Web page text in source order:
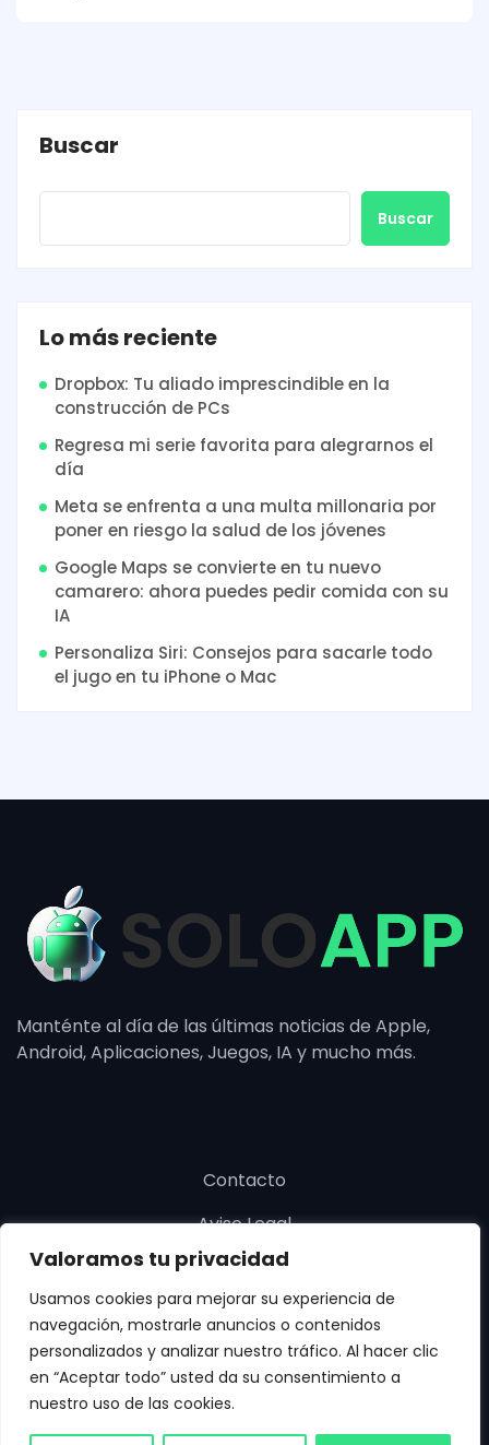
Valoramos tu privacidad
Usamos cookies para mejorar su experiencia de
navegación, mostrarle anuncios o contenidos
personalizados y analizar nuestro tráfico. Al hacer clic
en “Aceptar todo” usted da su consentimiento a
nuestro uso de las cookies.
Buscar
Buscar
Lo más reciente
Dropbox: Tu aliado imprescindible en la
construcción de PCs
Regresa mi serie favorita para alegrarnos el
día
Meta se enfrenta a una multa millonaria por
poner en riesgo la salud de los jóvenes
Google Maps se convierte en tu nuevo
camarero: ahora puedes pedir comida con su
IA
Personaliza Siri: Consejos para sacarle todo
el jugo en tu iPhone o Mac
Manténte al día de las últimas noticias de Apple,
Android, Aplicaciones, Juegos, IA y mucho más.
Contacto
Aviso Legal
Política de cookies
Política de privacidad